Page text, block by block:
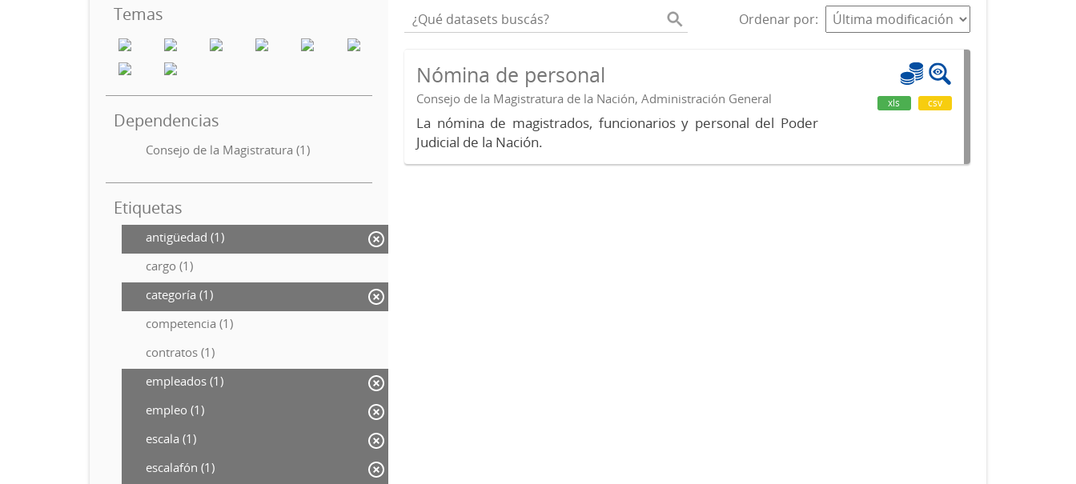
Temas
Dependencias
Consejo de la Magistratura (1)
Etiquetas
antigüedad (1)
cargo (1)
categoría (1)
competencia (1)
contratos (1)
empleados (1)
empleo (1)
escala (1)
escalafón (1)
Ordenar por
Nómina de personal
Consejo de la Magistratura de la Nación, Administración General
La nómina de magistrados, funcionarios y personal del Poder
Judicial de la Nación.
xls csv